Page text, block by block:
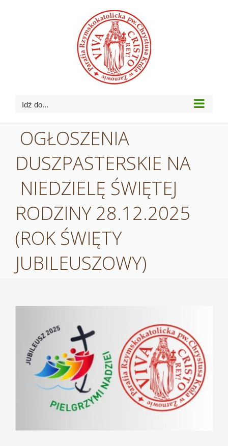
Idź do...
OGŁOSZENIA
DUSZPASTERSKIE NA
NIEDZIELĘ ŚWIĘTEJ
RODZINY 28.12.2025
(ROK ŚWIĘTY
JUBILEUSZOWY)
obrazek